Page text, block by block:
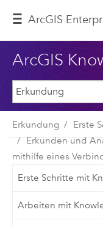
ArcGIS
ArcGIS
Erkundung
Erste
Erkunden und
mithilfe eines
Erste Schritte mit
Arbeiten mit